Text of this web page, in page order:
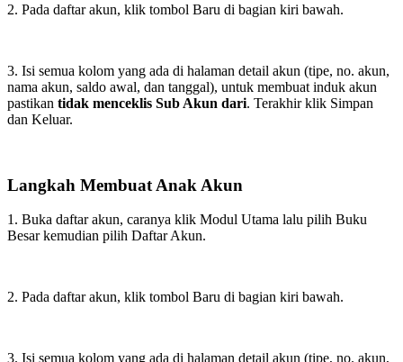
2. Pada daftar akun, klik tombol Baru di bagian kiri bawah.
3. Isi semua kolom yang ada di halaman detail akun (tipe, no. akun,
nama akun, saldo awal, dan tanggal), untuk membuat induk akun
pastikan tidak menceklis Sub Akun dari. Terakhir klik Simpan
dan Keluar.
Langkah Membuat Anak Akun
1. Buka daftar akun, caranya klik Modul Utama lalu pilih Buku
Besar kemudian pilih Daftar Akun.
2. Pada daftar akun, klik tombol Baru di bagian kiri bawah.
3. Isi semua kolom yang ada di halaman detail akun (tipe, no. akun,